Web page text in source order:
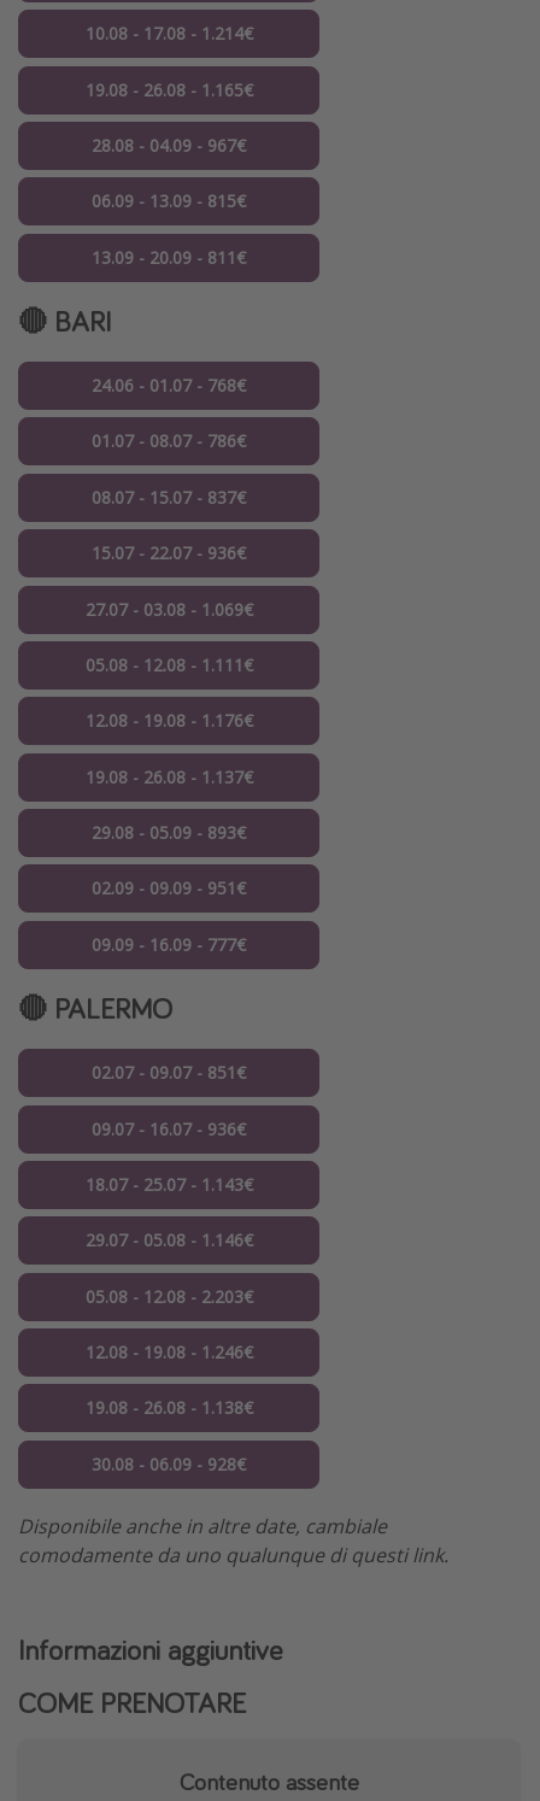
10.08 - 17.08 - 1.214€
19.08 - 26.08 - 1.165€
28.08 - 04.09 - 967€
06.09 - 13.09 - 815€
13.09 - 20.09 - 811€
🔴 BARI
24.06 - 01.07 - 768€
01.07 - 08.07 - 786€
08.07 - 15.07 - 837€
15.07 - 22.07 - 936€
27.07 - 03.08 - 1.069€
05.08 - 12.08 - 1.111€
12.08 - 19.08 - 1.176€
19.08 - 26.08 - 1.137€
29.08 - 05.09 - 893€
02.09 - 09.09 - 951€
09.09 - 16.09 - 777€
🔴 PALERMO
02.07 - 09.07 - 851€
09.07 - 16.07 - 936€
18.07 - 25.07 - 1.143€
29.07 - 05.08 - 1.146€
05.08 - 12.08 - 2.203€
12.08 - 19.08 - 1.246€
19.08 - 26.08 - 1.138€
30.08 - 06.09 - 928€
Disponibile anche in altre date, cambiale
comodamente da uno qualunque di questi link.
Informazioni aggiuntive
COME PRENOTARE
Contenuto assente